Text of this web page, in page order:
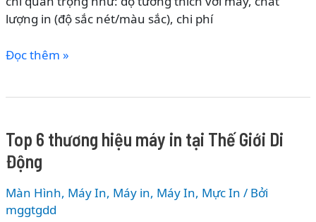
lượng in (độ sắc nét/màu sắc), chi phí
Top
in
tốt
nhất
hiện
nay
Đọc thêm »
Top 6 thương hiệu máy in tại Thế Giới Di
Động
Màn Hình, Máy In, Máy in, Máy In, Mực In / Bởi
mggtgdd